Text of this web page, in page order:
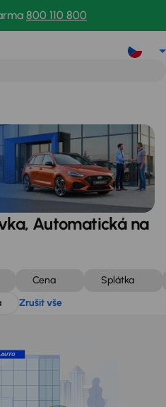
800 110 800
Automatická na
Cena
Splátka
Zrušit vše